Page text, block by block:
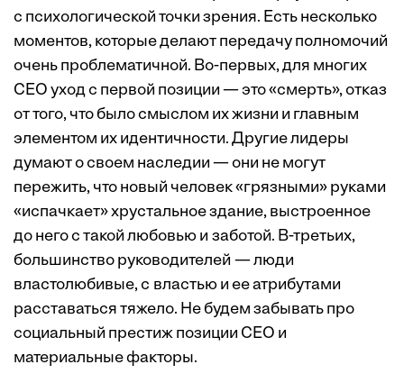
с психологической точки зрения. Есть несколько
моментов, которые делают передачу полномочий
очень проблематичной. Во-первых, для многих
СЕО уход с первой позиции — это «смерть», отказ
от того, что было смыслом их жизни и главным
элементом их идентичности. Другие лидеры
думают о своем наследии — они не могут
пережить, что новый человек «грязными» руками
«испачкает» хрустальное здание, выстроенное
до него с такой любовью и заботой. В-третьих,
большинство руководителей — люди
властолюбивые, с властью и ее атрибутами
расставаться тяжело. Не будем забывать про
социальный престиж позиции СЕО и
материальные факторы.